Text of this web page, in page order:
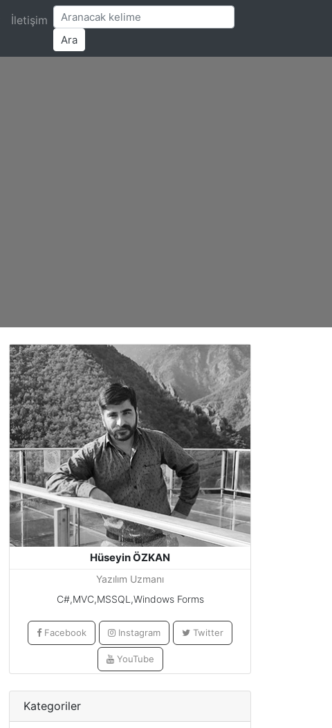
İletişim
Ara
Hüseyin ÖZKAN
Yazılım Uzmanı
C#,MVC,MSSQL,Windows Forms
Facebook Instagram Twitter
YouTube
Kategoriler